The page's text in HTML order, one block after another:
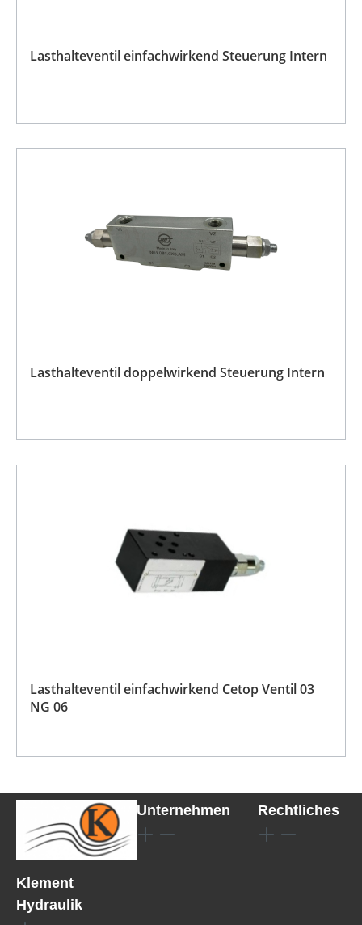
Lasthalteventil einfachwirkend Steuerung Intern
Lasthalteventil doppelwirkend Steuerung Intern
Lasthalteventil einfachwirkend Cetop Ventil 03
NG 06
Klement
Hydraulik
Unternehmen Rechtliches